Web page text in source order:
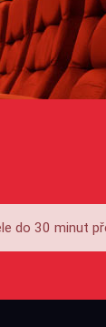
do 30 minut